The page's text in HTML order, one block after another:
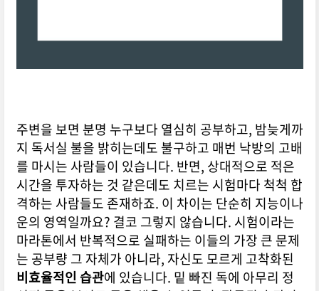
주변을 보면 분명 누구보다 열심히 공부하고, 밤늦게까
지 독서실 불을 밝히는데도 불구하고 매번 낙방의 고배
를 마시는 사람들이 있습니다. 반면, 상대적으로 적은
시간을 투자하는 것 같은데도 치르는 시험마다 척척 합
격하는 사람들도 존재하죠. 이 차이는 단순히 지능이나
운의 영역일까요? 결코 그렇지 않습니다. 시험이라는
마라톤에서 반복적으로 실패하는 이들의 가장 큰 문제
는 공부량 그 자체가 아니라, 자신도 모르게 고착화된
비효율적인 습관에 있습니다. 밑 빠진 독에 아무리 정